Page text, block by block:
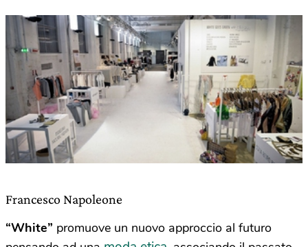
Francesco Napoleone
“White” promuove un nuovo approccio al futuro